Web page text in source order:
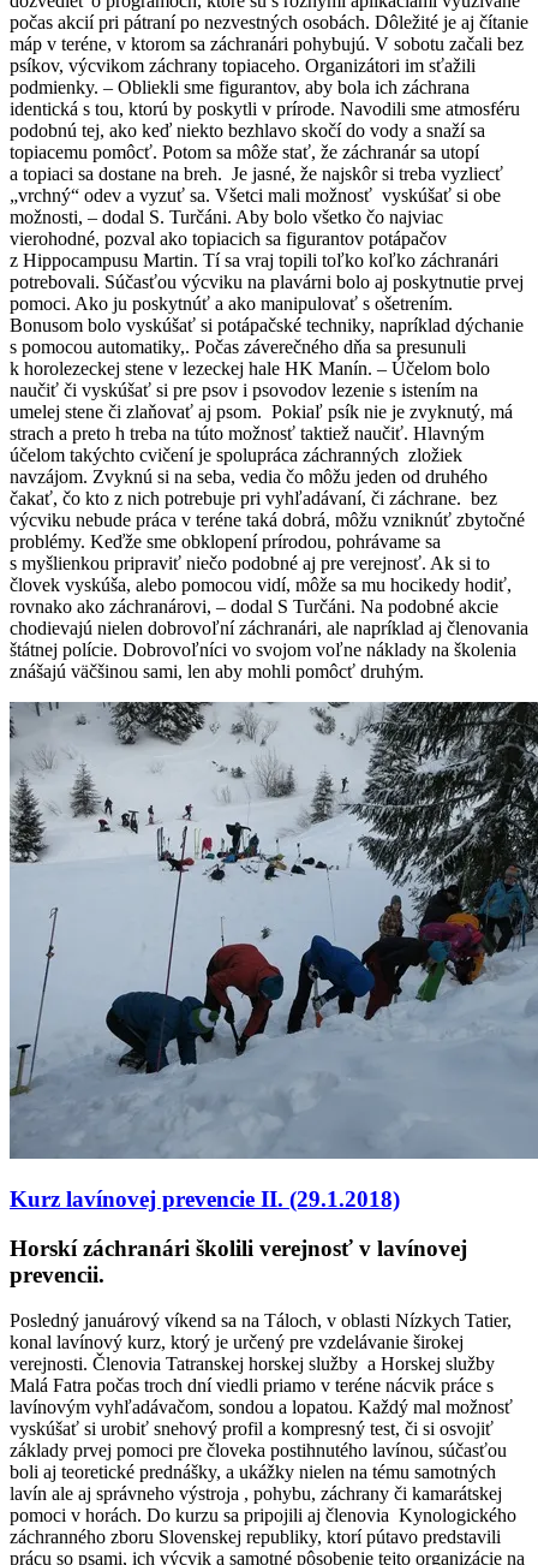
počas akcií pri pátraní po nezvestných osobách. Dôležité je aj čítanie
máp v teréne, v ktorom sa záchranári pohybujú. V sobotu začali bez
psíkov, výcvikom záchrany topiaceho. Organizátori im sťažili
podmienky. – Obliekli sme figurantov, aby bola ich záchrana
identická s tou, ktorú by poskytli v prírode. Navodili sme atmosféru
podobnú tej, ako keď niekto bezhlavo skočí do vody a snaží sa
topiacemu pomôcť. Potom sa môže stať, že záchranár sa utopí
a topiaci sa dostane na breh. Je jasné, že najskôr si treba vyzliecť
„vrchný“ odev a vyzuť sa. Všetci mali možnosť vyskúšať si obe
možnosti, – dodal S. Turčáni. Aby bolo všetko čo najviac
vierohodné, pozval ako topiacich sa figurantov potápačov
z Hippocampusu Martin. Tí sa vraj topili toľko koľko záchranári
potrebovali. Súčasťou výcviku na plavárni bolo aj poskytnutie prvej
pomoci. Ako ju poskytnúť a ako manipulovať s ošetrením.
Bonusom bolo vyskúšať si potápačské techniky, napríklad dýchanie
s pomocou automatiky,. Počas záverečného dňa sa presunuli
k horolezeckej stene v lezeckej hale HK Manín. – Účelom bolo
naučiť či vyskúšať si pre psov i psovodov lezenie s istením na
umelej stene či zlaňovať aj psom. Pokiaľ psík nie je zvyknutý, má
strach a preto h treba na túto možnosť taktiež naučiť. Hlavným
účelom takýchto cvičení je spolupráca záchranných zložiek
navzájom. Zvyknú si na seba, vedia čo môžu jeden od druhého
čakať, čo kto z nich potrebuje pri vyhľadávaní, či záchrane. bez
výcviku nebude práca v teréne taká dobrá, môžu vzniknúť zbytočné
problémy. Keďže sme obklopení prírodou, pohrávame sa
s myšlienkou pripraviť niečo podobné aj pre verejnosť. Ak si to
človek vyskúša, alebo pomocou vidí, môže sa mu hocikedy hodiť,
rovnako ako záchranárovi, – dodal S Turčáni. Na podobné akcie
chodievajú nielen dobrovoľní záchranári, ale napríklad aj členovania
štátnej polície. Dobrovoľníci vo svojom voľne náklady na školenia
znášajú väčšinou sami, len aby mohli pomôcť druhým.
Kurz lavínovej prevencie II. (29.1.2018)
Horskí záchranári školili verejnosť v lavínovej
prevencii.
Posledný januárový víkend sa na Táloch, v oblasti Nízkych Tatier,
konal lavínový kurz, ktorý je určený pre vzdelávanie širokej
verejnosti. Členovia Tatranskej horskej služby a Horskej služby
Malá Fatra počas troch dní viedli priamo v teréne nácvik práce s
lavínovým vyhľadávačom, sondou a lopatou. Každý mal možnosť
vyskúšať si urobiť snehový profil a kompresný test, či si osvojiť
základy prvej pomoci pre človeka postihnutého lavínou, súčasťou
boli aj teoretické prednášky, a ukážky nielen na tému samotných
lavín ale aj správneho výstroja , pohybu, záchrany či kamarátskej
pomoci v horách. Do kurzu sa pripojili aj členovia Kynologického
záchranného zboru Slovenskej republiky, ktorí pútavo predstavili
prácu so psami, ich výcvik a samotné pôsobenie tejto organizácie na